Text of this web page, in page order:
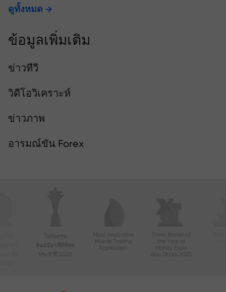
ดูทั้งหมด
ข้อมูลเพิ่มเติม
ข่าวทีวี
วิดีโอวิเคราะห์
ข่าวภาพ
อารมณ์ขัน Forex
โปรแกรม
พันธมิตรที่ดีที่สุด
ประจำปี 2020
Most Innovative
Mobile Trading
Application
Forex Broker of
the Year at
Money Expo
Abu Dhabi 2025